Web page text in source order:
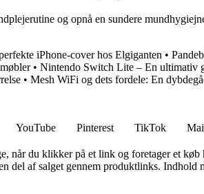
og opnå en sundere
iPhone-cover hos Elgiganten •
• Nintendo Switch Lite – En ultimativ
• Mesh WiFi og dets fordele: En
YouTube Pinterest TikTok
når du klikker på et link og foretager et køb
af salget gennem produktlinks. Indhold